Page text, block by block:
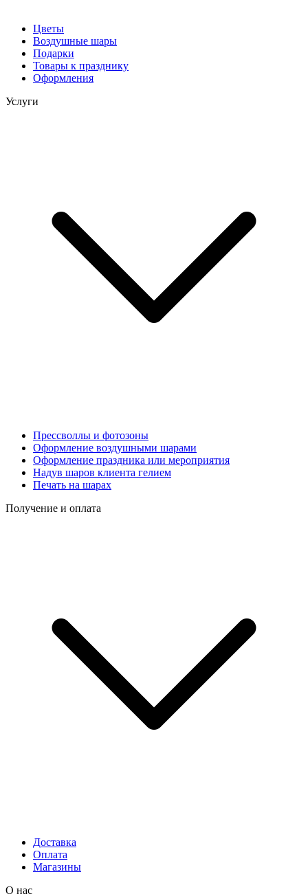
Цветы
Воздушные шары
Подарки
Товары к празднику
Оформления
Услуги
Прессволлы и фотозоны
Оформление воздушными шарами
Оформление праздника или мероприятия
Надув шаров клиента гелием
Печать на шарах
Получение и оплата
Доставка
Оплата
Магазины
О нас